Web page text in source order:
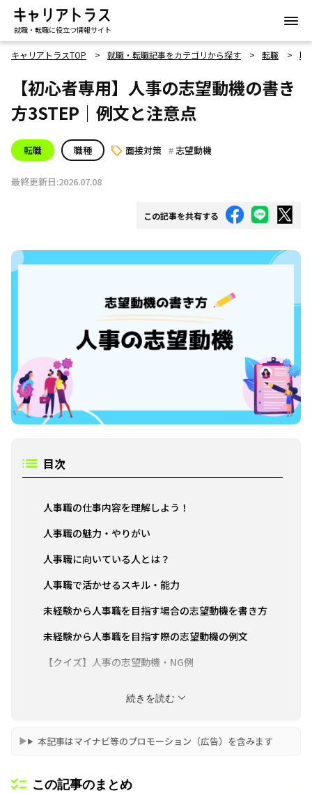
就職・転職に役立つ情報サイト
キャリアトラスTOP 就職・転職記事をカテゴリから探す 転職 職
【初心者専用】人事の志望動機の書き
方3STEP｜例文と注意点
転職 職種 面接対策 志望動機
最終更新日:2026.07.08
この記事を共有する
目次
人事職の仕事内容を理解しよう！
人事職の魅力・やりがい
人事職に向いている人とは？
人事職で活かせるスキル・能力
未経験から人事職を目指す場合の志望動機を書き方
未経験から人事職を目指す際の志望動機の例文
【クイズ】人事の志望動機・NG例
めの転職エージェント3選
続きを読む
本記事はマイナビ等のプロモーション（広告）を含みます
この記事のまとめ